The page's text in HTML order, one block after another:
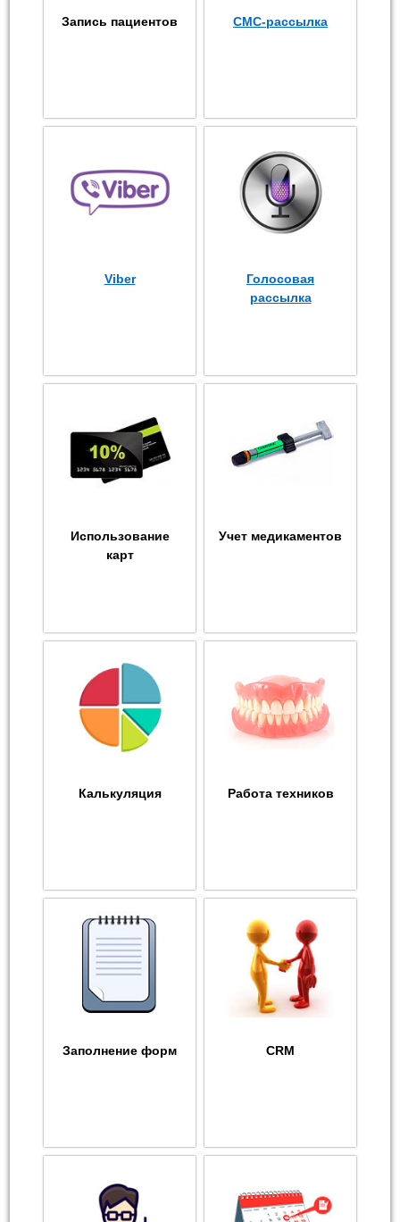
Запись пациентов СМС-рассылка
Viber
Голосовая
рассылка
Использование
карт
Учет медикаментов
Калькуляция Работа техников
Заполнение форм CRM